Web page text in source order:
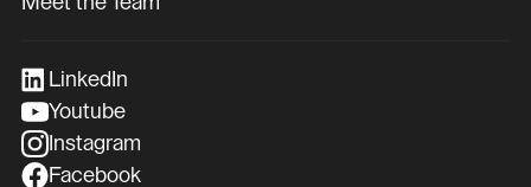
LinkedIn
Youtube
Instagram
Facebook